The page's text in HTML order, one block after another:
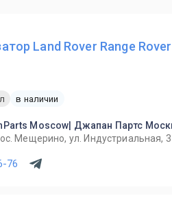
Land Rover Range
в наличии
Moscow| Джапан Партс
Мещерино, ул. Индустриальная, 3
76